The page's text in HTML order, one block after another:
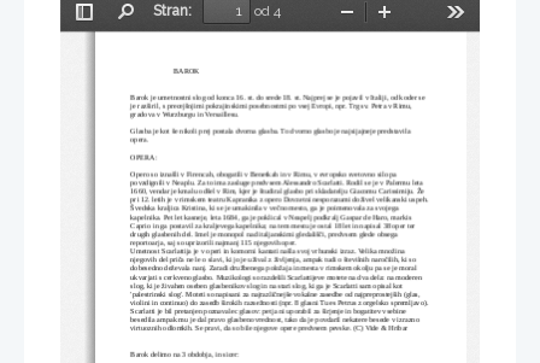
Preklopi
Stran:
od 4
Pomanjšaj
                       BAROK
Barok je umetnostni slog od konca 16. st. do srede 18. st. Najprej se je pojavil v Italiji, od koder se
je razširil, s precejšnjimi pokrajinskimi posebnostmi po vsej Evropi, npr. Trg sv. Petra v Rimu,
gradova v Wurzburgu in Versaillesu.
Glasba je kot še nikoli prej postala dvorna glasba. To dvorno glasbo je najsijajneje predstavila
opera.
OPERA:
Opero so iznašli v Firencah, obogatili v Benetkah in v Rimu, v evropsko svetovno silo pa
povzdignili v Neaplu. Za to ima zasluge predvsem Alessandro Scarlatti. Rodil se je v Palermu leta
1660, vendar je kmalu odšel v Rim, kjer je študiral glasbo pri skladatelju Giacomu Carissimiju. Že
pri 12. letih je v rimskem teatru Kapranika z opero Dovzetni nesporazumi doživel velikanski uspeh.
Švedska kraljica Kristina, ki se je umakinila v večno mesto, ga je poimenovala za svojega
kapelnika. Pet let kasneje, leta 1684, ga je poklical v Neapelj podkralj Gaspar de Haro, markis
Caprio in ga postavil za kraljevega kapelnika; na tem mestu je ostal 18 let in napisal 38 oper ter
drugih glasbenih del. Imel je monopol nad italjanskimi gledališči, predvsem glede obsega
reportoarja, saj so uprizorili najmanj 115 njegovih oper.
Umetnost Scarlattija je v operi in komorni kantati našla svoj vrhunski izraz. Velika množina
njegovih del priča ne le o slavi, ki jo je užival z življenja, ampak tudi o številnih naročilih, ki so
dobesedno deževala nanj. Zaradi družbenega položaja in mesta v rimskem okolju pa se je moral
ukvarjati s cerkveno glasbo. Muzikologi so razdelili Scarlattijeve motete na dva dela: na moderen
slog, ki je živahen oseben glasbenikov slog in na stari slog, ki ga je Scarlatti sam opisal kot
'palestrinski slog'. Moteti so napisani za najrazličnejše vokalne zasedbe od najpreprostejših (glas,
violini in continuo) do zasedb širokih razsežnosti (npr. 8 glasni Tu es Petrus z orgelsko spremljavo).
Scarlatti je bil pretanjen poznavalec glasov: petja ni uporabil za širjenje in bogatitev vsebine
besedila ampak mu je dal pravo glasbeno vrednost, tako da je povdaril nekatere besede v izrazno
virtuoznih odlomkih. Se pravi, da so bile njegove opere predvsem pevske. (C) Vide & Hribar
Barok delimo na 3 obdobja, in sicer: